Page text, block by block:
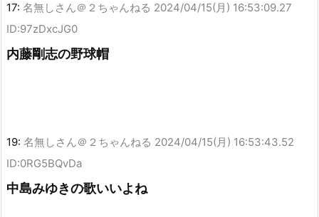
17: 名無しさん＠２ちゃんねる 2024/04/15(月) 16:53:09.27
ID:97zDxcJG0
内藤剛志の野球帽
19: 名無しさん＠２ちゃんねる 2024/04/15(月) 16:53:43.52
ID:0RG5BQvDa
中島みゆきの歌いいよね